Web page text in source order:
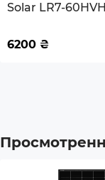
Гарантия
Solar LR7-
6200 ₴